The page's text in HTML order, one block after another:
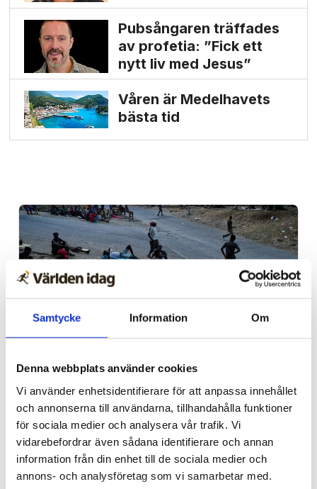
Samtycke Information Om
Denna webbplats använder cookies
Vi använder enhetsidentifierare för att anpassa innehållet
och annonserna till användarna, tillhandahålla funktioner
för sociala medier och analysera vår trafik. Vi
vidarebefordrar även sådana identifierare och annan
information från din enhet till de sociala medier och
annons- och analysföretag som vi samarbetar med.
Pubsångaren träffades
av profetia: ”Fick ett
nytt liv med Jesus”
Våren är Medelhavets
bästa tid
Spanien/Marocko
Uppgifter: Tusentals
migranter kvar i Ceuta